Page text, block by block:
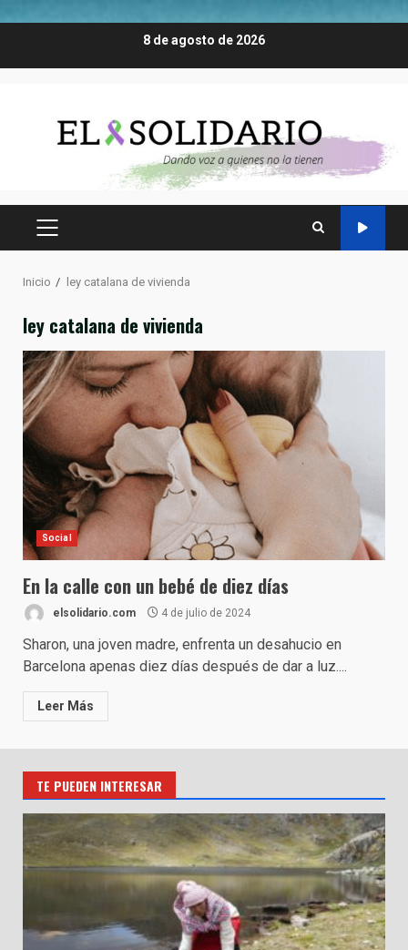
8 de agosto de 2026
MENÚ
Inicio ley catalana de vivienda
ley catalana de vivienda
Social
En la calle con un bebé de diez días
elsolidario.com 4 de julio de 2024
Sharon, una joven madre, enfrenta un desahucio en
Barcelona apenas diez días después de dar a luz....
Leer Más
TE PUEDEN INTERESAR